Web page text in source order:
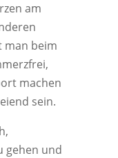
am
man beim
machen
sein.
gehen und